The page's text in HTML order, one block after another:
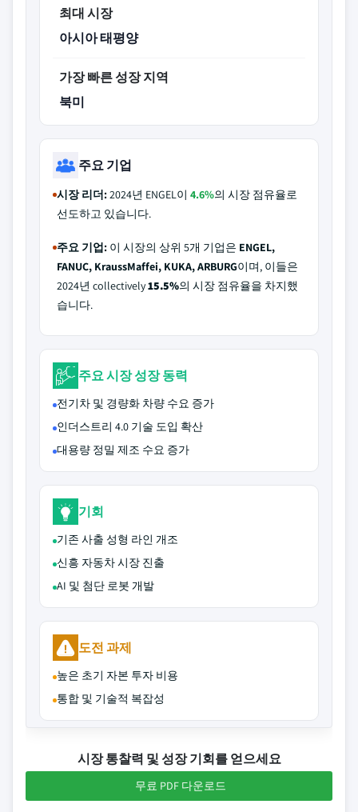
최대 시장
아시아 태평양
가장 빠른 성장 지역
북미
주요 기업
시장 리더:2024년 ENGEL이 4.6%의 시장 점유율로
선도하고 있습니다.
주요 기업: 이 시장의 상위 5개 기업은 ENGEL,
FANUC, KraussMaffei, KUKA, ARBURG이며, 이들은
2024년 collectively15.5%의 시장 점유율을 차지했
습니다.
주요 시장 성장 동력
전기차 및 경량화 차량 수요 증가
인더스트리 4.0 기술 도입 확산
대용량 정밀 제조 수요 증가
기회
기존 사출 성형 라인 개조
신흥 자동차 시장 진출
AI 및 첨단 로봇 개발
도전 과제
높은 초기 자본 투자 비용
통합 및 기술적 복잡성
시장 통찰력 및 성장 기회를 얻으세요
무료 PDF 다운로드